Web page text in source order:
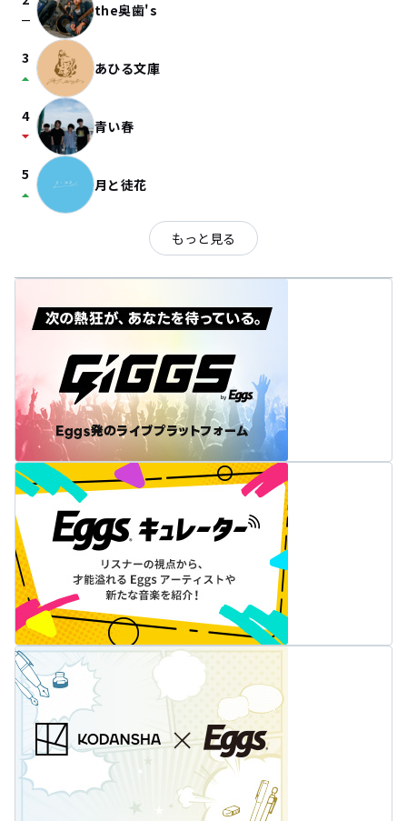
check_indeterminate_small the奥歯's
3
arrow_drop_up あひる文庫
4
arrow_drop_down 青い春
5
arrow_drop_up 月と徒花
もっと見る